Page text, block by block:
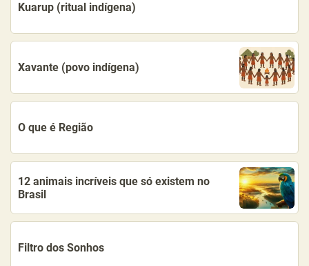
Kuarup (ritual indígena)
Xavante (povo indígena)
O que é Região
12 animais incríveis que só existem no
Brasil
Filtro dos Sonhos